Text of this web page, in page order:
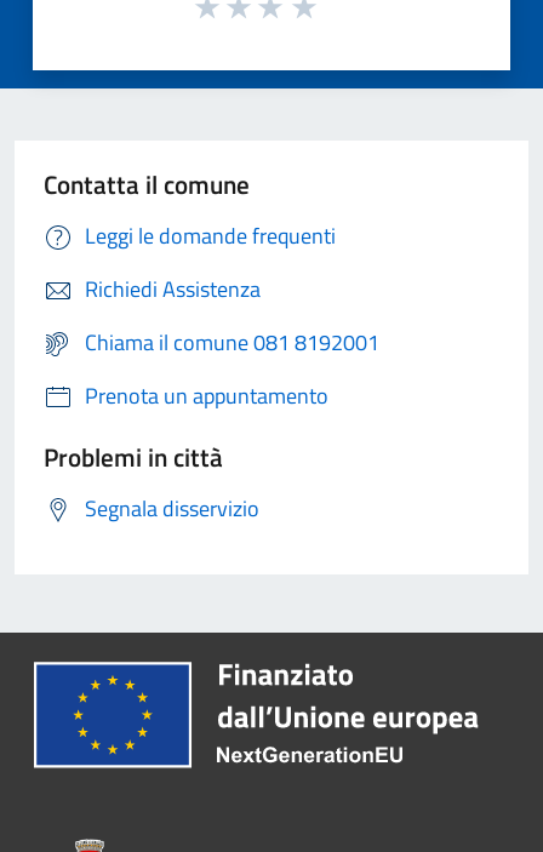
Contatta il comune
Leggi le domande frequenti
Richiedi Assistenza
Chiama il comune 081 8192001
Prenota un appuntamento
Problemi in città
Segnala disservizio